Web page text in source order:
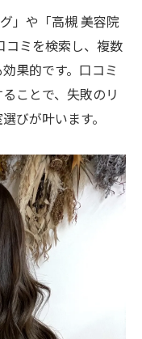
」や「高槻 美容院
コミを検索し、複数
果的です。口コミ
ことで、失敗のリ
びが叶います。